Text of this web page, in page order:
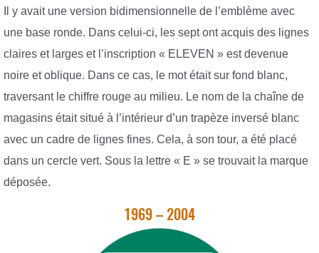
Il y avait une version bidimensionnelle de l’emblème avec
une base ronde. Dans celui-ci, les sept ont acquis des lignes
claires et larges et l’inscription « ELEVEN » est devenue
noire et oblique. Dans ce cas, le mot était sur fond blanc,
traversant le chiffre rouge au milieu. Le nom de la chaîne de
magasins était situé à l’intérieur d’un trapèze inversé blanc
avec un cadre de lignes fines. Cela, à son tour, a été placé
dans un cercle vert. Sous la lettre « E » se trouvait la marque
déposée.
1969 – 2004